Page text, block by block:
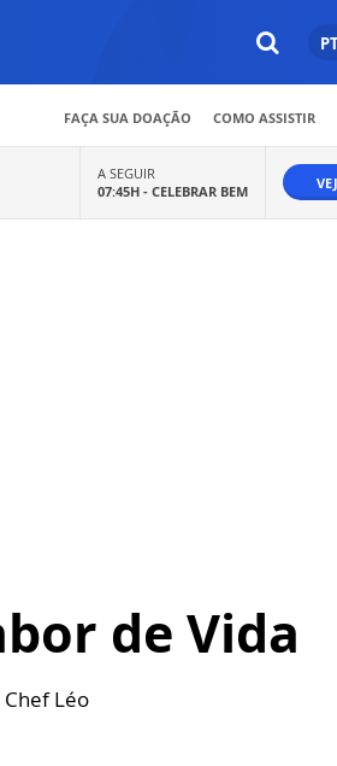
FAÇA SUA DOAÇÃO COMO ASSISTIR
A SEGUIR
07:45H - CELEBRAR BEM
de Vida
Léo